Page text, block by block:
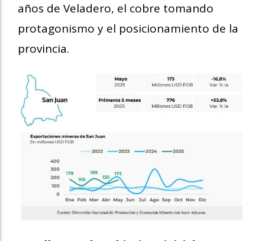
años de Veladero, el cobre tomando
protagonismo y el posicionamiento de la
provincia.